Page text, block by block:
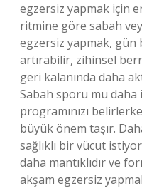
egzersiz yapmak için
ritmine göre sabah
egzersiz yapmak, gün
artırabilir, zihinsel
geri kalanında daha
Sabah sporu mu daha
programınızı
büyük önem taşır.
sağlıklı bir vücut
daha mantıklıdır ve
akşam egzersiz